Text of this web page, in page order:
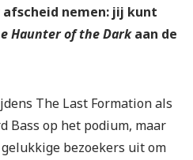
nemen: jij kunt
Haunter of the Darkaan de
The Last Formation als
Bass op het podium, maar
bezoekers uit om